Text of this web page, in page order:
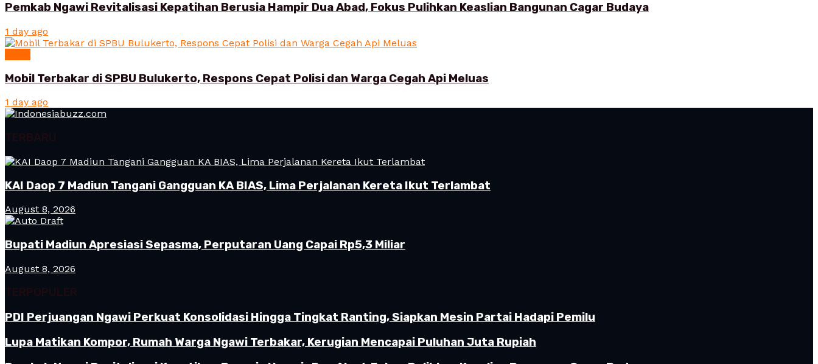
Pemkab Ngawi Revitalisasi Kepatihan Berusia Hampir Dua Abad, Fokus Pulihkan Keaslian Bangunan Cagar Budaya
1 day ago
Mobil Terbakar di SPBU Bulukerto, Respons Cepat Polisi dan Warga Cegah Api Meluas
1 day ago
TERBARU
KAI Daop 7 Madiun Tangani Gangguan KA BIAS, Lima Perjalanan Kereta Ikut Terlambat
August 8, 2026
Bupati Madiun Apresiasi Sepasma, Perputaran Uang Capai Rp5,3 Miliar
August 8, 2026
TERPOPULER
PDI Perjuangan Ngawi Perkuat Konsolidasi Hingga Tingkat Ranting, Siapkan Mesin Partai Hadapi Pemilu
Lupa Matikan Kompor, Rumah Warga Ngawi Terbakar, Kerugian Mencapai Puluhan Juta Rupiah